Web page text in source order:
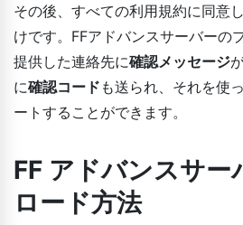
その後、すべての利用規約に同意
けです。FFアドバンスサーバーの
提供した連絡先に確認メッセージ
に確認コード も送られ、それを使
ートすることができます。
FF アドバンスサー
ロード方法